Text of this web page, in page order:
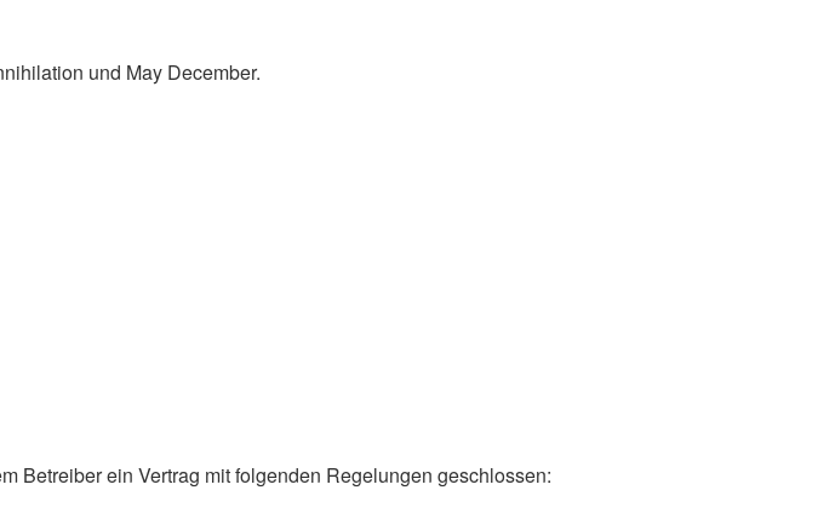
und May December.
Betreiber ein Vertrag mit folgenden Regelungen geschlossen: